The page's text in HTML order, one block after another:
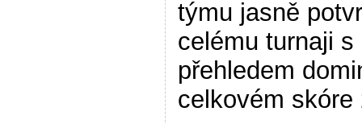
týmu jasně
celému turnaji s
přehledem
celkovém skóre